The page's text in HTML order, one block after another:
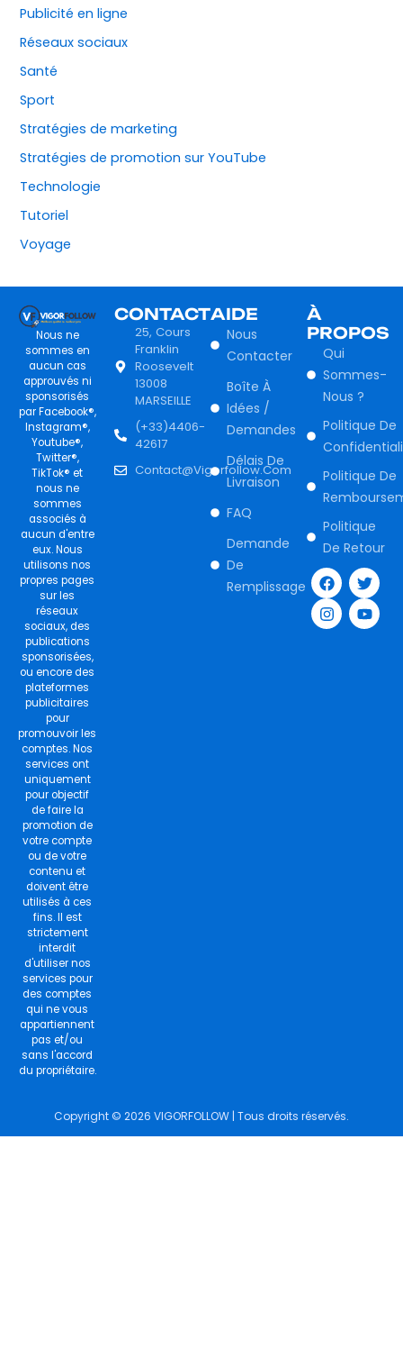
Publicité en ligne
Réseaux sociaux
Santé
Sport
Stratégies de marketing
Stratégies de promotion sur YouTube
Technologie
Tutoriel
Voyage
Nous ne
sommes en
aucun cas
approuvés ni
sponsorisés
par Facebook®,
Instagram®,
Youtube®,
Twitter®,
TikTok® et
nous ne
sommes
associés à
aucun d'entre
eux. Nous
utilisons nos
propres pages
sur les
réseaux
sociaux, des
publications
sponsorisées,
ou encore des
plateformes
publicitaires
pour
promouvoir les
comptes. Nos
services ont
uniquement
pour objectif
de faire la
promotion de
votre compte
ou de votre
contenu et
doivent être
utilisés à ces
fins. Il est
strictement
interdit
d'utiliser nos
services pour
des comptes
qui ne vous
appartiennent
pas et/ou
sans l'accord
du propriétaire.
CONTACT
25, Cours
Franklin
Roosevelt
13008
MARSEILLE
(+33)4406-
42617
Contact@vigorfollow.com
AIDE
Nous
Contacter
Boîte À
Idées /
Demandes
Délais De
Livraison
FAQ
Demande
De
Remplissage
À
PROPOS
Qui
Sommes-
Nous ?
Politique De
Politique De
Politique
De Retour
F
a
c
e
b
T
w
i
t
t
I
n
s
t
a
Y
o
u
t
u
Copyright © 2026 VIGORFOLLOW | Tous droits réservés.